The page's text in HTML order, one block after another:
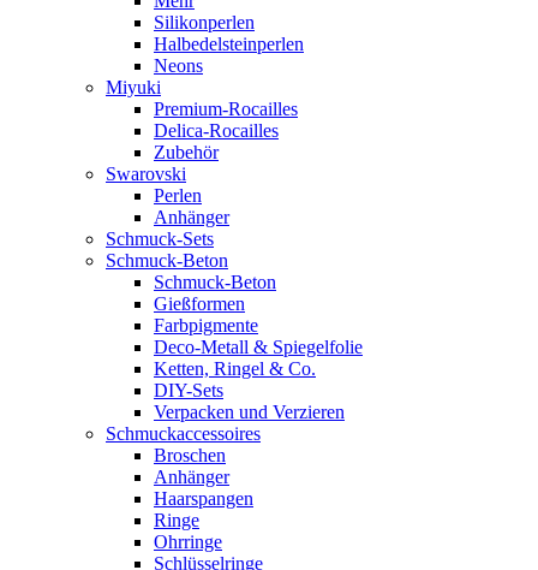
Silikonperlen
Halbedelsteinperlen
Neons
Miyuki
Premium-Rocailles
Delica-Rocailles
Zubehör
Swarovski
Perlen
Anhänger
Schmuck-Sets
Schmuck-Beton
Schmuck-Beton
Gießformen
Farbpigmente
Deco-Metall & Spiegelfolie
Ketten, Ringel & Co.
DIY-Sets
Verpacken und Verzieren
Schmuckaccessoires
Broschen
Anhänger
Haarspangen
Ringe
Ohrringe
Schlüsselringe